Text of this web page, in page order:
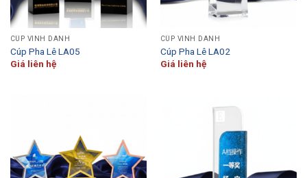
CÚP VINH DANH
Cúp Pha Lê LA05
Giá liên hệ
CÚP VINH DANH
Cúp Pha Lê LA02
Giá liên hệ